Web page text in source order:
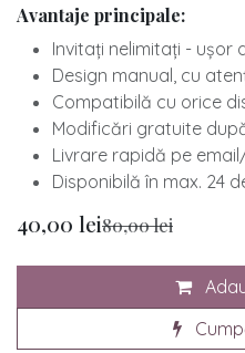
Avantaje principale:
Invitați nelimitați - ușor
​Design manual, cu
​Compatibilă cu orice
​Modificări gratuite
​Livrare rapidă pe
​Disponibilă în max. 24
40,00 lei80,00lei